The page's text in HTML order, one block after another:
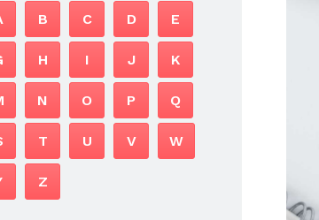
B C D E
H I J K
N O P Q
T U V W
Z